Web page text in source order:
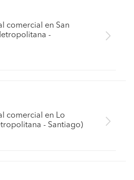
comercial en San
-
comercial en Lo
- Santiago)